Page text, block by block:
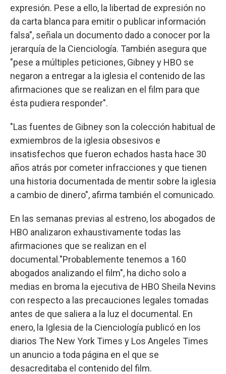
expresión. Pese a ello, la libertad de expresión no
da carta blanca para emitir o publicar información
falsa", señala un documento dado a conocer por la
jerarquía de la Cienciología. También asegura que
"pese a múltiples peticiones, Gibney y HBO se
negaron a entregar a la iglesia el contenido de las
afirmaciones que se realizan en el film para que
ésta pudiera responder".
"Las fuentes de Gibney son la colección habitual de
exmiembros de la iglesia obsesivos e
insatisfechos que fueron echados hasta hace 30
años atrás por cometer infracciones y que tienen
una historia documentada de mentir sobre la iglesia
a cambio de dinero", afirma también el comunicado.
En las semanas previas al estreno, los abogados de
HBO analizaron exhaustivamente todas las
afirmaciones que se realizan en el
documental."Probablemente tenemos a 160
abogados analizando el film", ha dicho solo a
medias en broma la ejecutiva de HBO Sheila Nevins
con respecto a las precauciones legales tomadas
antes de que saliera a la luz el documental. En
enero, la Iglesia de la Cienciología publicó en los
diarios The New York Times y Los Angeles Times
un anuncio a toda página en el que se
desacreditaba el contenido del film.